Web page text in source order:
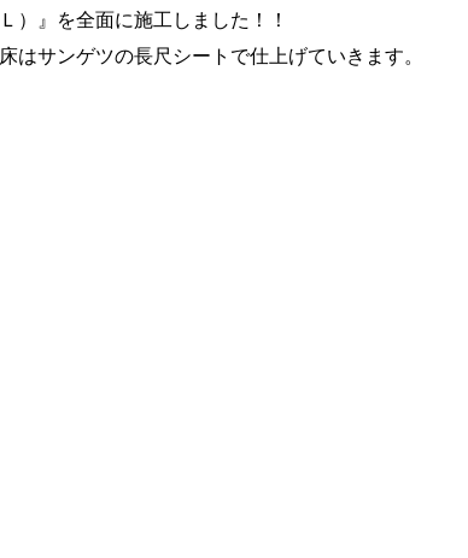
Ｌ）』を全面に施工しました！！
床はサンゲツの長尺シートで仕上げていきます。